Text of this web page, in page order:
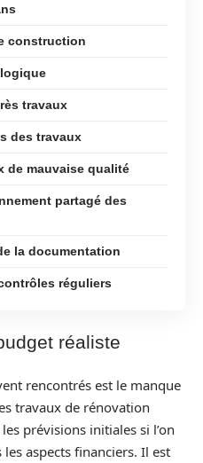
construction
travaux
des travaux
de mauvaise qualité
partagé des
la documentation
réguliers
réaliste
rencontrés est le manque
travaux de rénovation
prévisions initiales si l’on
aspects financiers. Il est